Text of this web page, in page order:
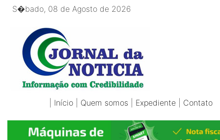
S�bado, 08 de Agosto de 2026
Início Quem somos Expediente Contato